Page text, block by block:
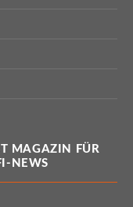
MAGAZIN FÜR
NEWS